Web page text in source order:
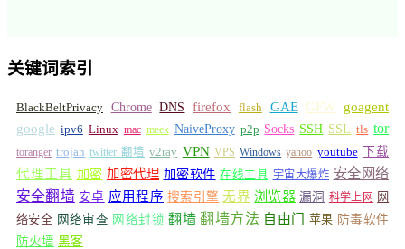
关键词索引
BlackBeltPrivacy Chrome DNS firefox flash GAE GFW
goagent
google ipv6 Linux mac meek NaiveProxy p2p Socks SSH SSL tls tor
toranger trojan twitter 翻墙 v2ray VPN VPS Windows yahoo youtube 下载
代理工具 加密 加密代理 加密软件 在线工具 宇宙大爆炸 安全网络
安全翻墙 安卓 应用程序 搜索引擎 无界 浏览器 漏洞 科学上网 网
络安全 网络审查 网络封锁 翻墙 翻墙方法 自由门 苹果 防毒软件
防火墙 黑客